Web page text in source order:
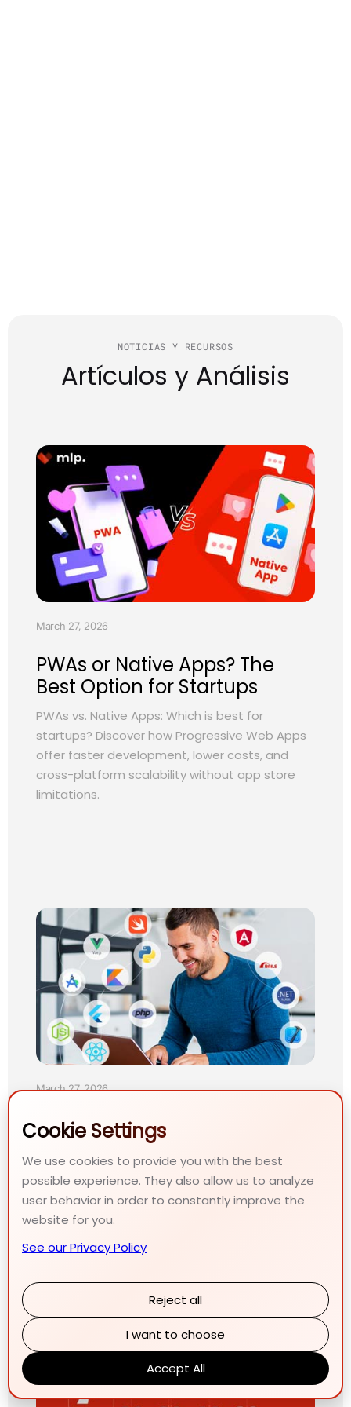
NOTICIAS Y RECURSOS
Artículos y Análisis
March 27, 2026
PWAs or Native Apps? The
Best Option for Startups
PWAs vs. Native Apps: Which is best for
startups? Discover how Progressive Web Apps
offer faster development, lower costs, and
cross-platform scalability without app store
limitations.
March 27, 2026
How to Choose the Right
Tech Stack?
Struggling to pick the best technology for your
app? Learn the key differences between
mobile, cross-platform, and web apps, and find
Cookie Settings
We use cookies to provide you with the best
possible experience. They also allow us to analyze
user behavior in order to constantly improve the
website for you.
See our Privacy Policy
Reject all
I want to choose
Accept All